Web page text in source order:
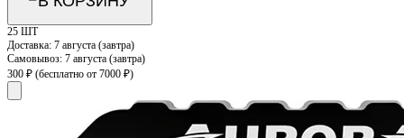
25 ШТ
Доставка: 7 августа (завтра)
Самовывоз: 7 августа (завтра)
300 ₽ (бесплатно от 7000 ₽)